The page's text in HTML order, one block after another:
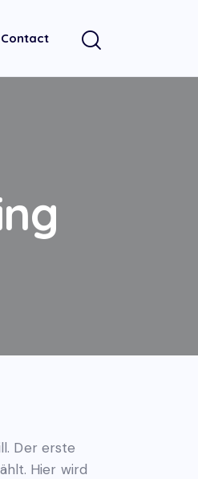
Contact
Der erste
Hier wird